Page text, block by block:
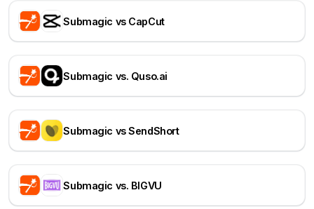
Submagic vs CapCut
Submagic vs. Quso.ai
Submagic vs SendShort
Submagic vs. BIGVU